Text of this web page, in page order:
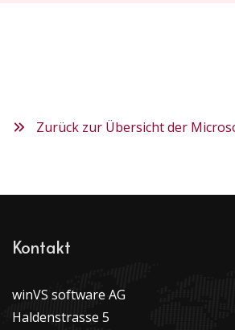
Zurück zur Übersicht der
Kontakt
winVS software AG
Haldenstrasse 5